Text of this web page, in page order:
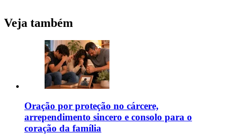
Veja também
Oração por proteção no cárcere,
arrependimento sincero e consolo para o
coração da família